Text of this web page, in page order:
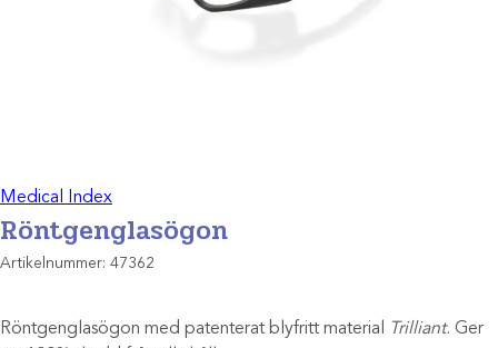
Medical Index
Röntgenglasögon
Artikelnummer: 47362
Röntgenglasögon med patenterat blyfritt material Trilliant. Ger